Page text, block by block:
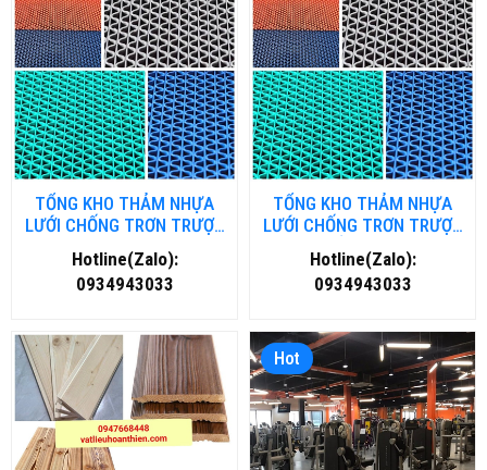
TỔNG KHO THẢM NHỰA
LƯỚI CHỐNG TRƠN TRƯỢT
TẠI HÀ NỘI
Hotline(Zalo):
0934943033
TỔNG KHO THẢM NHỰA
LƯỚI CHỐNG TRƠN TRƯỢT
TẠI HỒ CHÍ MINH
Hotline(Zalo):
0934943033
Hot